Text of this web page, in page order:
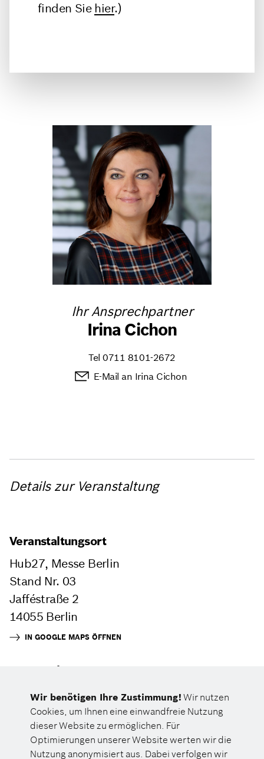
finden Sie hier.)
Ihr Ansprechpartner
Irina Cichon
Tel 0711 8101-2672
E-Mail an Irina Cichon
Details zur Veranstaltung
Veranstaltungsort
Hub27, Messe Berlin
Stand Nr. 03
Jafféstraße 2
14055 Berlin
IN GOOGLE MAPS ÖFFNEN
Veranstalter
WISO S. E. Consulting GmbH
Wir benötigen Ihre Zustimmung! Wir nutzen
Cookies, um Ihnen eine einwandfreie Nutzung
dieser Website zu ermöglichen. Für
Optimierungen unserer Website werten wir die
Nutzung anonymisiert aus. Dabei verfolgen wir